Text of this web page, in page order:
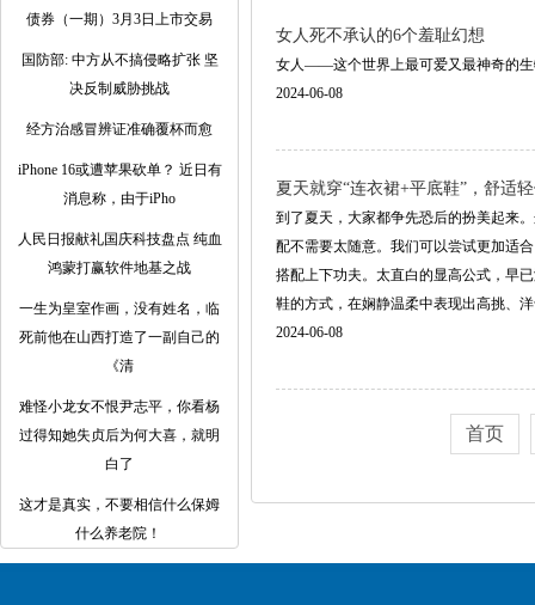
债券（一期）3月3日上市交易
国防部: 中方从不搞侵略扩张 坚
决反制威胁挑战
经方治感冒辨证准确覆杯而愈
iPhone 16或遭苹果砍单？ 近日有
消息称，由于iPho
人民日报献礼国庆科技盘点 纯血
鸿蒙打赢软件地基之战
一生为皇室作画，没有姓名，临
死前他在山西打造了一副自己的
《清
难怪小龙女不恨尹志平，你看杨
过得知她失贞后为何大喜，就明
白了
这才是真实，不要相信什么保姆
什么养老院！ ​​​
女人死不承认的6个羞耻幻想
女人——这个世界上最可爱又最神奇的生
2024-06-08
夏天就穿“连衣裙+平底鞋”，舒适
到了夏天，大家都争先恐后的扮美起来
配不需要太随意。我们可以尝试更加适
搭配上下功夫。太直白的显高公式，早
鞋的方式，在娴静温柔中表现出高挑、
2024-06-08
首页